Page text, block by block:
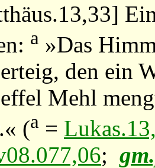
]
a »Das
den ein
Mehl
(a =
;